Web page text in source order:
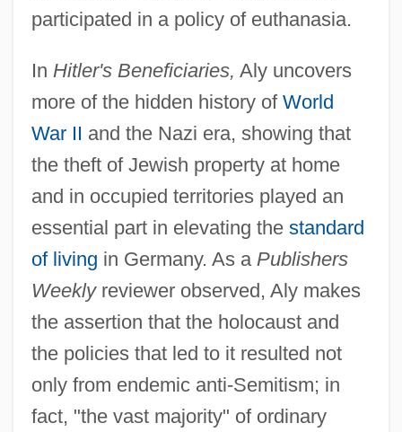
participated in a policy of euthanasia.
In Hitler's Beneficiaries, Aly uncovers
more of the hidden history of World
War II and the Nazi era, showing that
the theft of Jewish property at home
and in occupied territories played an
essential part in elevating the standard
of living in Germany. As a Publishers
Weeklyreviewer observed, Aly makes
the assertion that the holocaust and
the policies that led to it resulted not
only from endemic anti-Semitism; in
fact, "the vast majority" of ordinary